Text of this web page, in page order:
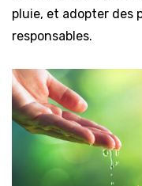
pluie, et adopter des
responsables.